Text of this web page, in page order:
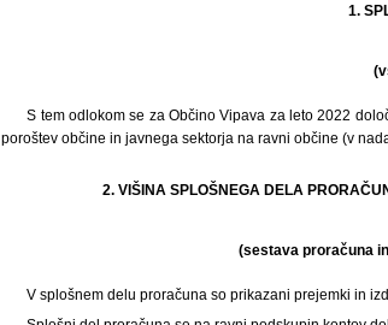
1.
S tem odlokom se za Občino Vipava za leto 2022
poroštev občine in javnega sektorja na ravni občine (v
2. VIŠINA SPLOŠNEGA DELA
(sestava proračuna
V splošnem delu proračuna so prikazani prejemki in